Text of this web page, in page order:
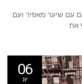
רוקר בן ארבעים עם שיער מאפיר ועם
את
06
יונ